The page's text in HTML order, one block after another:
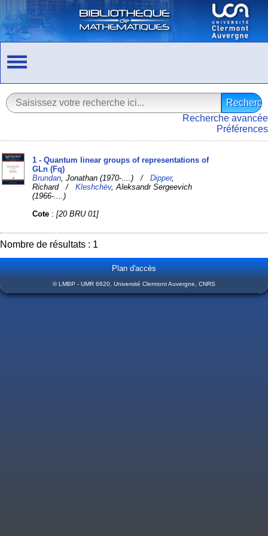
Recherche avancée
Préférences
1 - Quantum linear groups of representations of
GLn (Fq)
Brundan , Jonathan (1970-....) /Dipper,
Richard /Kleshchëv, Aleksandr Sergeevich
(1966-....)
Cote :[20 BRU 01]
Nombre de résultats : 1
Plan d'accès
© LMBP - UMR 6620, Université Clermont Auvergne, CNRS